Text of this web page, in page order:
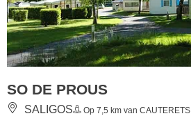
SO DE PROUS
SALIGOS Op 7,5 km van CAUTERETS